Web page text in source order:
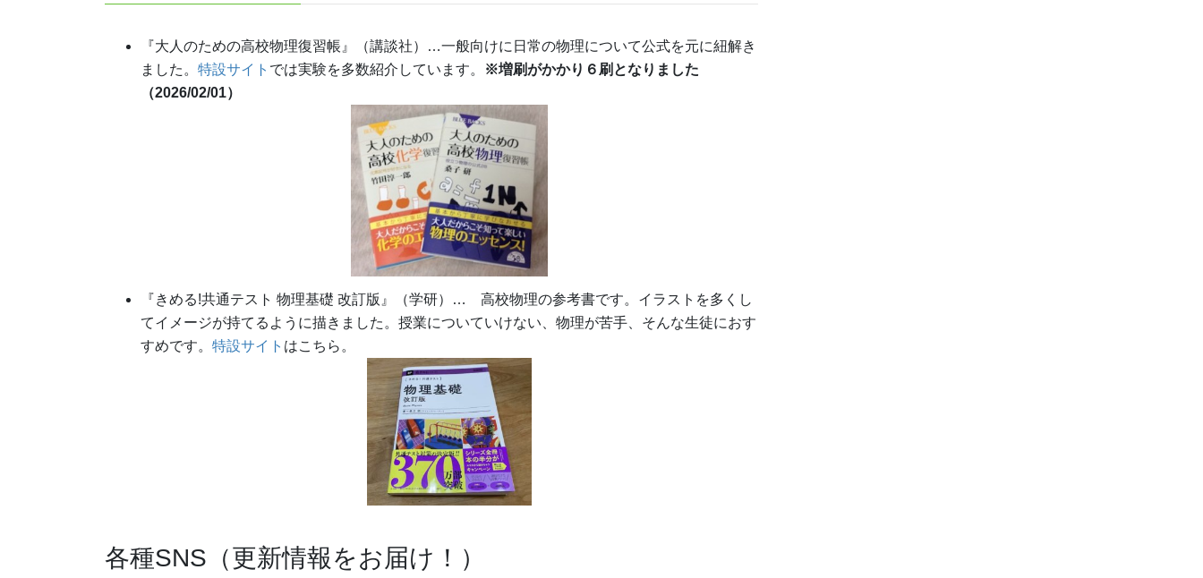
『大人のための高校物理復習帳』（講談社）…一般向けに日常の物理について公式を元に紐解き
ました。 特設サイト では実験を多数紹介しています。
※増刷がかかり６刷となりました
（2026/02/01）
『きめる!共通テスト 物理基礎 改訂版』（学研）… 高校物理の参考書です。イラストを多くし
てイメージが持てるように描きました。授業についていけない、物理が苦手、そんな生徒におす
すめです。 特設サイト はこちら。
各種SNS（更新情報をお届け！）